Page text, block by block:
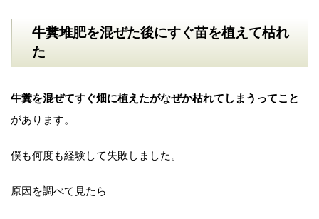
牛糞堆肥を混ぜた後にすぐ苗を植えて枯れ
た
牛糞を混ぜてすぐ畑に植えたがなぜか枯れてしまうってこと
があります。
僕も何度も経験して失敗しました。
原因を調べて見たら